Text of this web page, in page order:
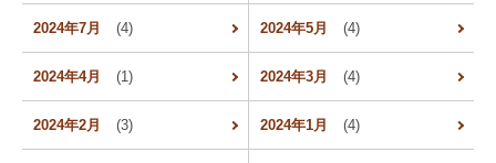
2024年7月 (4) 2024年5月 (4)
2024年4月 (1) 2024年3月 (4)
2024年2月 (3) 2024年1月 (4)